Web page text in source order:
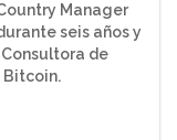
Manager
seis años y
de
Bitcoin.